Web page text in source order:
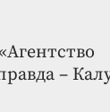
–